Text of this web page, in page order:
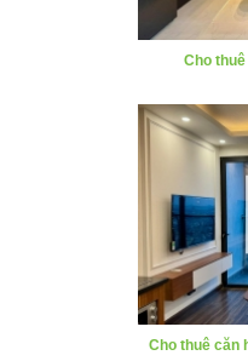
Cho thuê căn
Cho